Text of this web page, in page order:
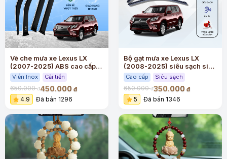
Vè che mưa xe Lexus LX
(2007-2025) ABS cao cấp
viền Inox
Viền Inox Cải tiến
650.000đ450.000 đ
4.9 Đã bán 1296
Bộ gạt mưa xe Lexus LX
(2008-2025) siêu sạch siêu
êm
Cao cấp Siêu sạch
650.000đ350.000 đ
5 Đã bán 1346